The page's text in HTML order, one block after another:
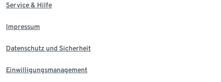
Service & Hilfe
Impressum
Datenschutz und Sicherheit
Einwilligungsmanagement